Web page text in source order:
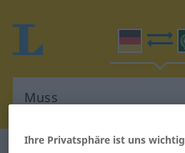
Ihre Privatsphäre ist uns wichtig